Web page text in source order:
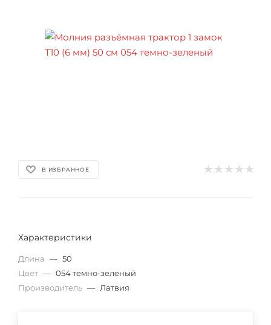
В ИЗБРАННОЕ
Характеристики
Длина — 50
Цвет — 054 темно-зеленый
Производитель — Латвия